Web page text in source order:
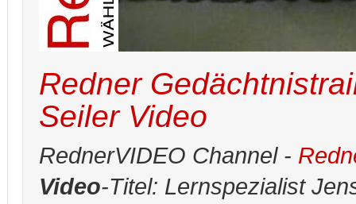
Redner
Seiler Video
RednerVIDEO Channel -
Video-Titel: Lernspezialist